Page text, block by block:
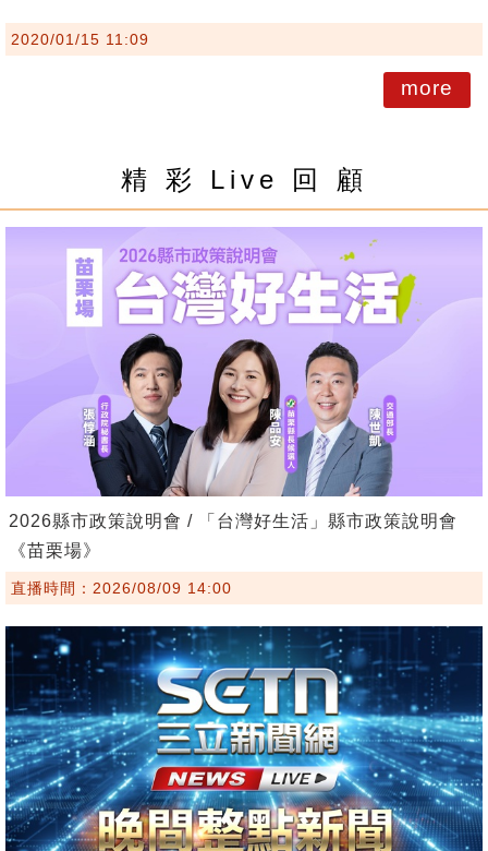
2020/01/15 11:09
more
精 彩 Live 回 顧
2026縣市政策說明會 / 「台灣好生活」縣市政策說明會
《苗栗場》
直播時間：2026/08/09 14:00